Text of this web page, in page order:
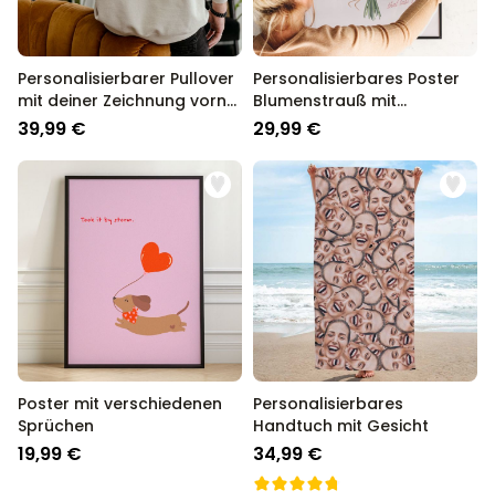
Personalisierbarer Pullover
mit deiner Zeichnung vorne
und hinten
39,99 €
Personalisierbares Poster
Blumenstrauß mit
Handabdruck
29,99 €
Poster mit verschiedenen
Sprüchen
19,99 €
Personalisierbares
Handtuch mit Gesicht
34,99 €